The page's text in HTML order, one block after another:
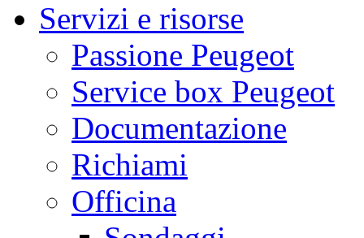
Servizi e risorse
Passione Peugeot
Service box Peugeot
Documentazione
Richiami
Officina